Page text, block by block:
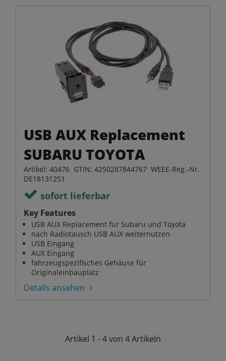
USB AUX Replacement
SUBARU TOYOTA
Artikel: 40476 GTIN: 4250287844767 WEEE-Reg.-Nr.
DE18131251
sofort lieferbar
Key Features
USB AUX Replacement für Subaru und Toyota
nach Radiotausch USB AUX weiternutzen
USB Eingang
AUX Eingang
fahrzeugspezifisches Gehäuse für
Originaleinbauplatz
Details ansehen
Artikel 1 - 4 von 4Artikeln